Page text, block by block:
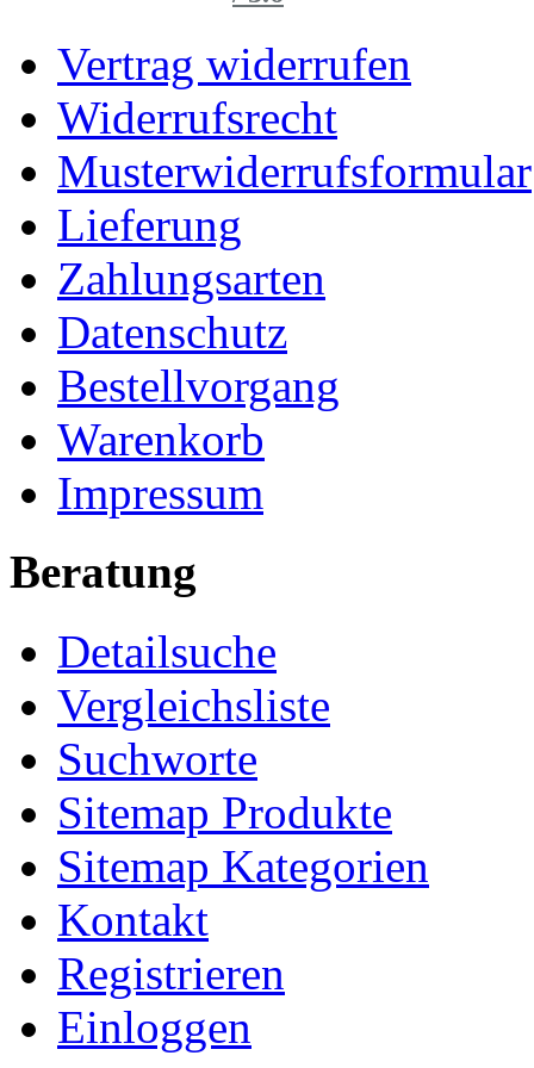
Vertrag widerrufen
Widerrufsrecht
Musterwiderrufsformular
Lieferung
Zahlungsarten
Datenschutz
Bestellvorgang
Warenkorb
Impressum
Beratung
Detailsuche
Vergleichsliste
Suchworte
Sitemap Produkte
Sitemap Kategorien
Kontakt
Registrieren
Einloggen